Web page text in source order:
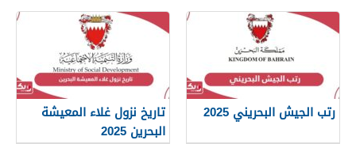
رتب الجيش البحريني 2025
تاريخ نزول غلاء المعيشة
البحرين 2025